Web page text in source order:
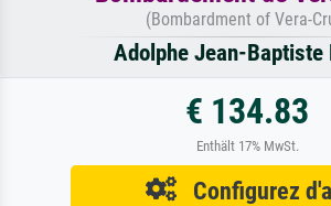
(Bombardment of Vera-
Adolphe Jean-Baptiste
€ 134.83
Enthält 17% MwSt.
Configurez